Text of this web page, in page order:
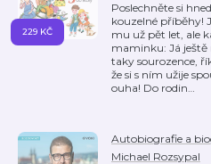
Poslechněte si
kouzelné příběhy!
mu už pět let, ale
maminku: Já ještě
taky sourozence,
že si s ním užije
ouha! Do rodin…
229 KČ
Autobiografie a
Michael Rozsypal